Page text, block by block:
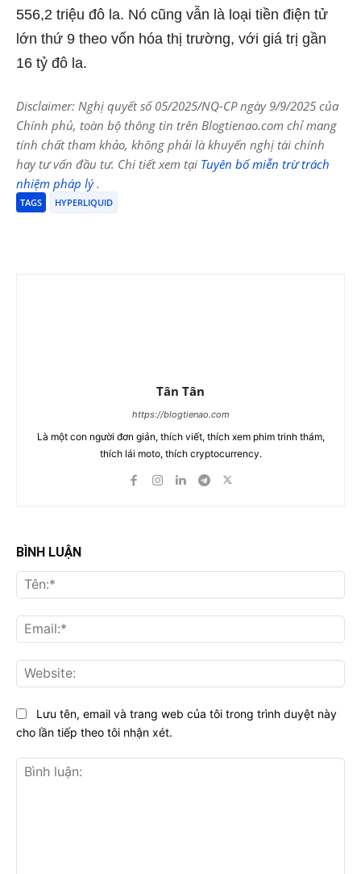
556,2 triệu đô la. Nó cũng vẫn là loại tiền điện tử
lớn thứ 9 theo vốn hóa thị trường, với giá trị gần
16 tỷ đô la.
Disclaimer: Nghị quyết số 05/2025/NQ-CP ngày 9/9/2025 của
Chính phủ, toàn bộ thông tin trên Blogtienao.com chỉ mang
tính chất tham khảo, không phải là khuyến nghị tài chính
hay tư vấn đầu tư. Chi tiết xem tại Tuyên bố miễn trừ trách
nhiệm pháp lý.
TAGS HYPERLIQUID
Tân Tân
https://blogtienao.com
Là một con người đơn giản, thích viết, thích xem phim trinh thám,
thích lái moto, thích cryptocurrency.
BÌNH LUẬN
Lưu tên, email và trang web của tôi trong trình duyệt này
cho lần tiếp theo tôi nhận xét.